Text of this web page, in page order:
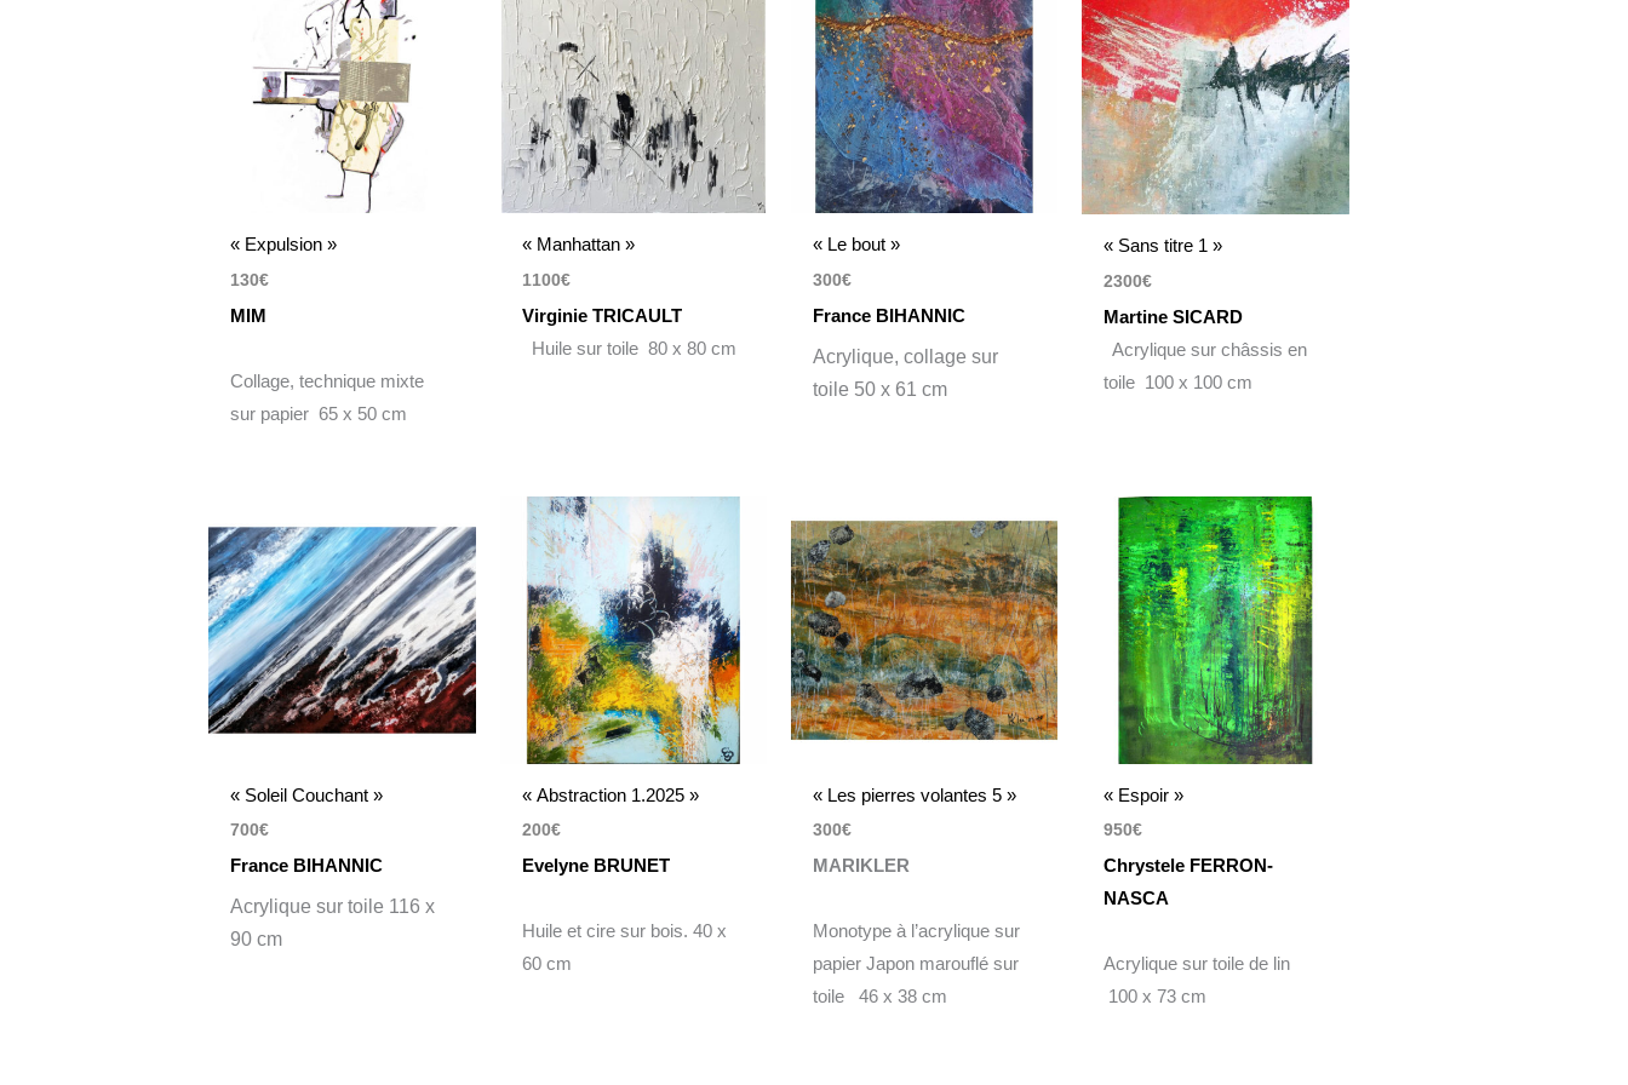
« Expulsion »
130€
MIM
Collage, technique mixte
sur papier 65 x 50 cm
« Manhattan »
1100€
Virginie TRICAULT
Huile sur toile 80 x 80 cm
« Le bout »
300€
France BIHANNIC
Acrylique, collage sur
toile 50 x 61 cm
« Sans titre 1 »
2300€
Martine SICARD
Acrylique sur châssis en
toile 100 x 100 cm
« Soleil Couchant »
700€
France BIHANNIC
Acrylique sur toile 116 x
90 cm
« Abstraction 1.2025 »
200€
Evelyne BRUNET
Huile et cire sur bois. 40 x
60 cm
« Les pierres volantes 5 »
300€
MARIKLER
Monotype à l’acrylique sur
papier Japon marouflé sur
toile 46 x 38 cm
« Espoir »
950€
Chrystele FERRON-
NASCA
Acrylique sur toile de lin
100 x 73 cm